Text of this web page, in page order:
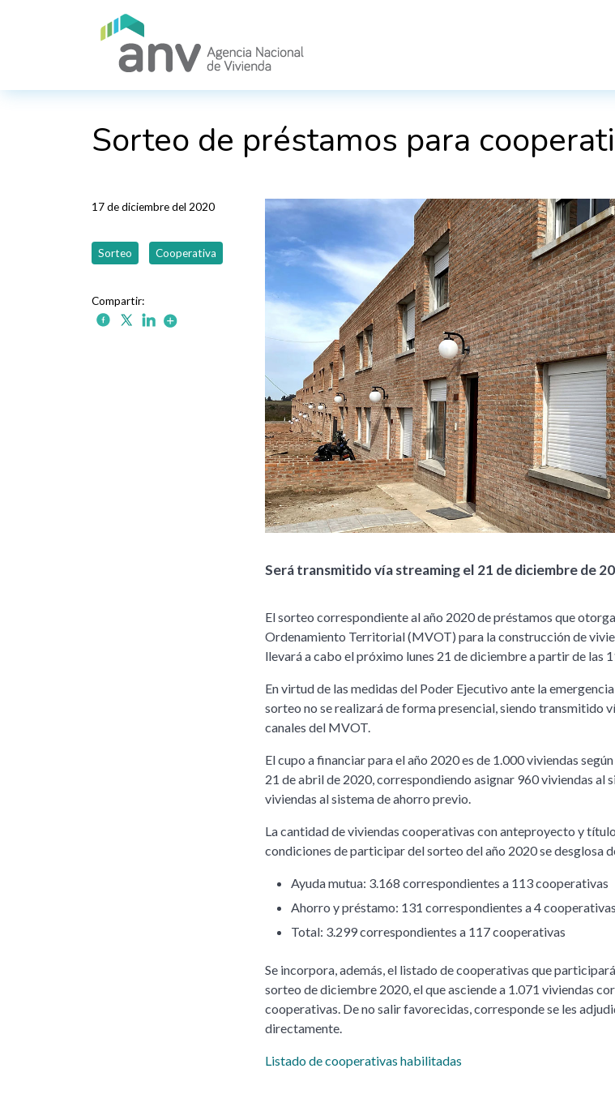
Sorteo de préstamos para
17 de diciembre del 2020
Sorteo Cooperativa
Será transmitido vía streaming el 21 de diciembre de
El sorteo correspondiente al año 2020 de préstamos que
Ordenamiento Territorial (MVOT) para la construcción de
llevará a cabo el próximo lunes 21 de diciembre a partir de las
En virtud de las medidas del Poder Ejecutivo ante la
sorteo no se realizará de forma presencial, siendo transmitido
canales del MVOT.
El cupo a financiar para el año 2020 es de 1.000 viviendas según
21 de abril de 2020, correspondiendo asignar 960 viviendas al
viviendas al sistema de ahorro previo.
La cantidad de viviendas cooperativas con anteproyecto y
condiciones de participar del sorteo del año 2020 se desglosa
Ayuda mutua: 3.168 correspondientes a 113 cooperativas
Ahorro y préstamo: 131 correspondientes a 4 cooperativas
Total: 3.299 correspondientes a 117 cooperativas
Se incorpora, además, el listado de cooperativas que
sorteo de diciembre 2020, el que asciende a 1.071 viviendas
cooperativas. De no salir favorecidas, corresponde se les
directamente.
Listado de cooperativas habilitadas